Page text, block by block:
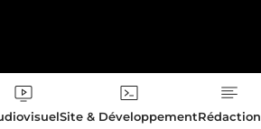
Site & DéveloppementRédaction